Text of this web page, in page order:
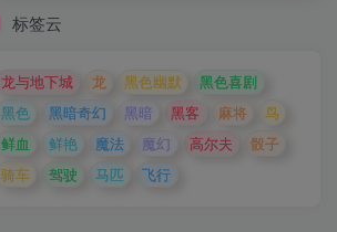
标签云
龙与地下城 龙 黑色幽默
黑色喜剧
黑色
黑暗奇幻 黑暗 黑客 麻将
鸟
鲜血
鲜艳 魔法 魔幻 高尔夫
骰子
骑车
驾驶 马匹 飞行